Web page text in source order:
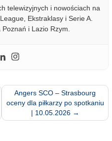
telewizyjnych i nowościach na
Ekstraklasy i Serie A.
i Lazio Rzym.
Angers SCO – Strasbourg
oceny dla piłkarzy po spotkaniu
| 10.05.2026 →